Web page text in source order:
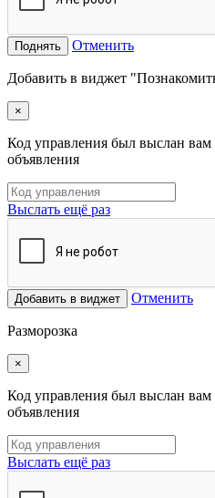
Поднять Отменить
Добавить в виджет
×
Код управления был выслан вам
объявления
Выслать ещё раз
Добавить в виджет Отменить
Разморозка
×
Код управления был выслан вам
объявления
Выслать ещё раз